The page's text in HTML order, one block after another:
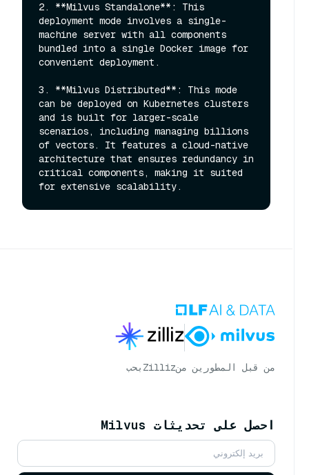
2. **Milvus Standalone**: This
deployment mode involves a single-
machine server with all components
bundled into a single Docker image for
convenient deployment.
3. **Milvus Distributed**: This mode
can be deployed on Kubernetes clusters
and is built for larger-scale
scenarios, including managing billions
of vectors. It features a cloud-native
architecture that ensures redundancy in
critical components, making it suited
من قبل المطورين منZilliz بحب
احصل على تحديثات Milvus